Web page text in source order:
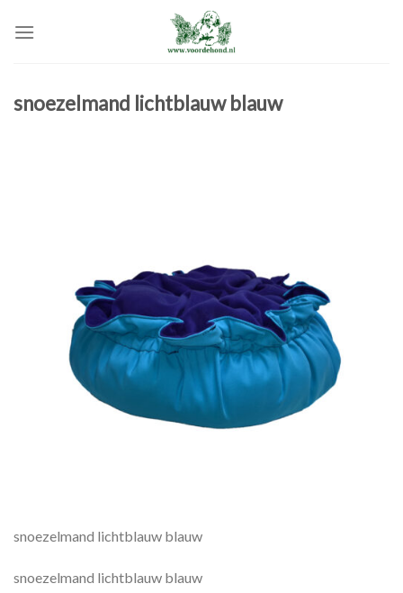
snoezelmand lichtblauw blauw
snoezelmand lichtblauw blauw
snoezelmand lichtblauw blauw